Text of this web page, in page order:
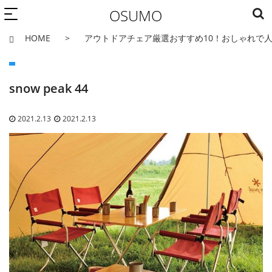
OSUMO
HOME アウトドアチェア厳選おすすめ10！おしゃれで
snow peak 44
2021.2.13 2021.2.13